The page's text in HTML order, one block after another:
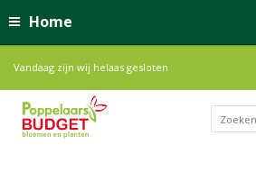
Home
Vandaag zijn wij helaas gesloten